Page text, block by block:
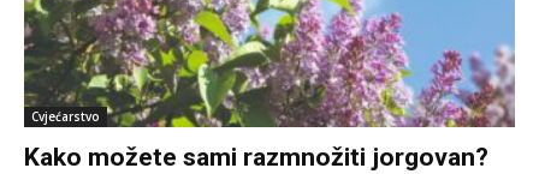
Cvjećarstvo
Kako možete sami razmnožiti jorgovan?